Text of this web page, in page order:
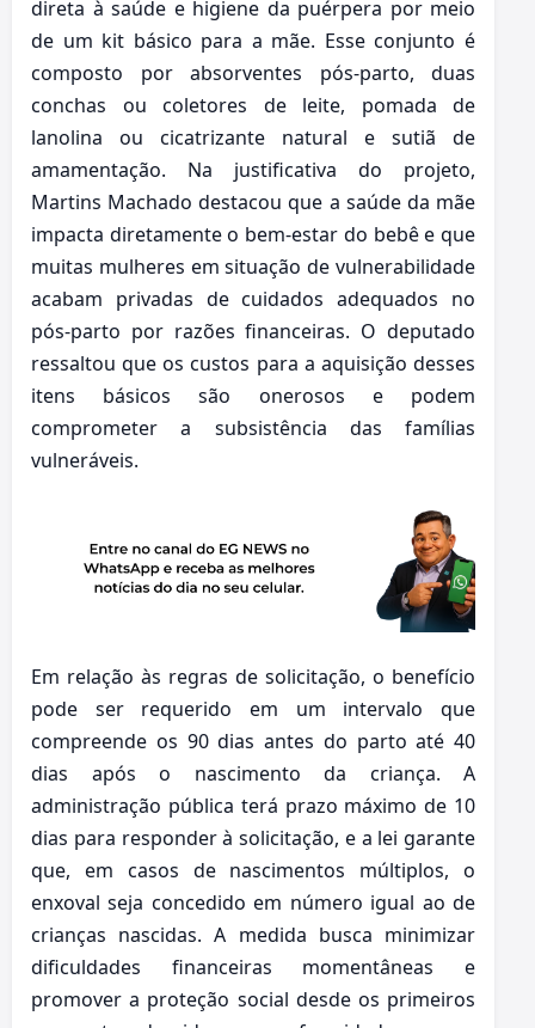
direta à saúde e higiene da puérpera por meio
de um kit básico para a mãe. Esse conjunto é
composto por absorventes pós-parto, duas
conchas ou coletores de leite, pomada de
lanolina ou cicatrizante natural e sutiã de
amamentação. Na justificativa do projeto,
Martins Machado destacou que a saúde da mãe
impacta diretamente o bem-estar do bebê e que
muitas mulheres em situação de vulnerabilidade
acabam privadas de cuidados adequados no
pós-parto por razões financeiras. O deputado
ressaltou que os custos para a aquisição desses
itens básicos são onerosos e podem
comprometer a subsistência das famílias
vulneráveis.
Em relação às regras de solicitação, o benefício
pode ser requerido em um intervalo que
compreende os 90 dias antes do parto até 40
dias após o nascimento da criança. A
administração pública terá prazo máximo de 10
dias para responder à solicitação, e a lei garante
que, em casos de nascimentos múltiplos, o
enxoval seja concedido em número igual ao de
crianças nascidas. A medida busca minimizar
dificuldades financeiras momentâneas e
promover a proteção social desde os primeiros